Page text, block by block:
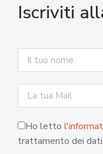
Iscriviti
Ho letto
trattamento dei dati